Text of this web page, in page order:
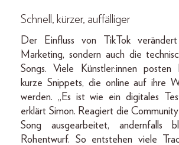
Schnell, kürzer, auffälliger
Der Einfluss von TikTok
Marketing, sondern auch die
Songs. Viele Künstler:innen posten
kurze Snippets, die online auf ihre
werden. „Es ist wie ein digitales
erklärt Simon. Reagiert die
Song ausgearbeitet, andernfalls
Rohentwurf. So entstehen viele